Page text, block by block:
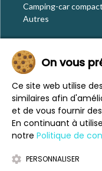
occasion
Camping-car compact
occasion
Autres
Le blog
Actualités
Évènements
Nos conseils
Vos voyages
CaraMaps
Espace presse
Mentions légales
On vous
Ce site web utilise
similaires afin
et de vous fournir
En continuant à
notre Politique de
PERSONNALISER